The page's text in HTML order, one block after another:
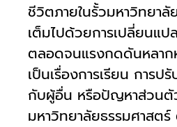
ติดต่อ
คณะ
English
ชีวิตภายในรั้วมหาวิทยาลั
เต็มไปด้วยการเปลี่ยนแป
ตลอดจนแรงกดดันหลาก
เป็นเรื่องการเรียน การ
กับผู้อื่น หรือปัญหาส่วนตั
มหาวิทยาลัยธรรมศาสต